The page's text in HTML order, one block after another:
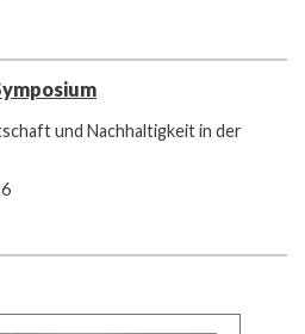
und Nachhaltigkeit in der